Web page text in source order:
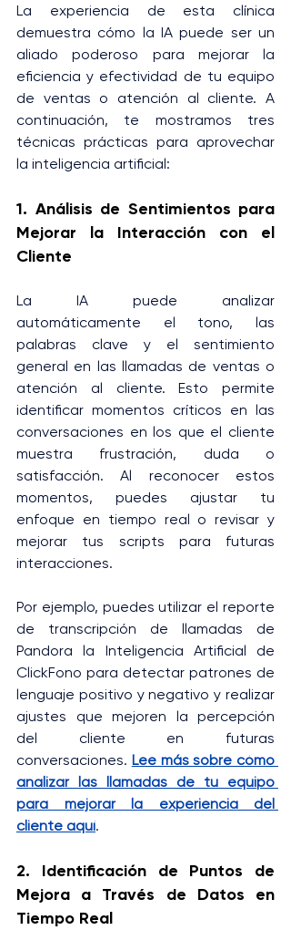
La experiencia de esta clínica
demuestra cómo la IA puede ser un
aliado poderoso para mejorar la
eficiencia y efectividad de tu equipo
de ventas o atención al cliente. A
continuación, te mostramos tres
técnicas prácticas para aprovechar
la inteligencia artificial:
1. Análisis de Sentimientos para
Mejorar la Interacción con el
Cliente
La IA puede analizar
automáticamente el tono, las
palabras clave y el sentimiento
general en las llamadas de ventas o
atención al cliente. Esto permite
identificar momentos críticos en las
conversaciones en los que el cliente
muestra frustración, duda o
satisfacción. Al reconocer estos
momentos, puedes ajustar tu
enfoque en tiempo real o revisar y
mejorar tus scripts para futuras
interacciones.
Por ejemplo, puedes utilizar el reporte
de transcripción de llamadas de
Pandora la Inteligencia Artificial de
ClickFono para detectar patrones de
lenguaje positivo y negativo y realizar
ajustes que mejoren la percepción
del cliente en futuras
conversaciones. Lee más sobre cómo
analizar las llamadas de tu equipo
para mejorar la experiencia del
cliente aquí.
2. Identificación de Puntos de
Mejora a Través de Datos en
Tiempo Real